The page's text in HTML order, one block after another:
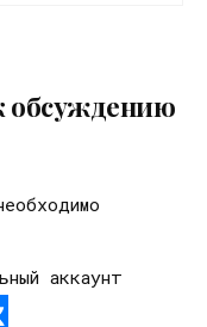
обсуждению
аккаунт